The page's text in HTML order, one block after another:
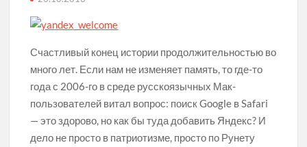
Реальная история проигрывателя Audion
Вот почему новые мониторы Samsung и Dell будут так
интересны для пользователей Apple
Проверено на себе: как в отделениях Сбербанка
устанавливают свое приложение на айфон
Счастливый конец истории продолжительностью во
много лет. Если нам не изменяет память, то где-то
года с 2006-го в среде русскоязычных Мак-
пользователей витал вопрос: поиск Google в Safari
— это здорово, но как бы туда добавить Яндекс? И
дело не просто в патриотизме, просто по Рунету